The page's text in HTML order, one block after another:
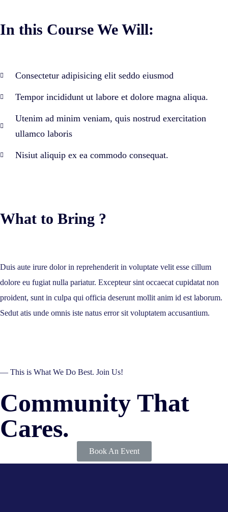
In this Course We Will:​
Consectetur adipisicing elit seddo eiusmod
Tempor incididunt ut labore et dolore magna aliqua.
Utenim ad minim veniam, quis nostrud exercitation
ullamco laboris
Nisiut aliquip ex ea commodo consequat.
What to Bring ?
Duis aute irure dolor in reprehenderit in voluptate velit esse cillum
dolore eu fugiat nulla pariatur. Excepteur sint occaecat cupidatat non
proident, sunt in culpa qui officia deserunt mollit anim id est laborum.
Sedut atis unde omnis iste natus error sit voluptatem accusantium.
— This is What We Do Best. Join Us!
Community That
Cares.
Book An Event